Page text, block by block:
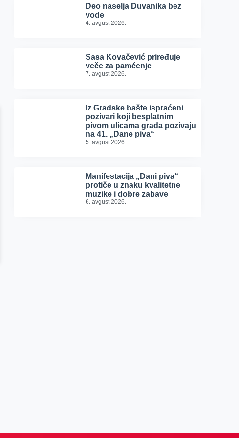
Deo naselja Duvanika bez
vode
4. avgust 2026.
Sasa Kovačević priređuje
veče za pamćenje
7. avgust 2026.
Iz Gradske bašte ispraćeni
pozivari koji besplatnim
pivom ulicama grada pozivaju
na 41. „Dane piva“
5. avgust 2026.
Manifestacija „Dani piva“
protiče u znaku kvalitetne
muzike i dobre zabave
6. avgust 2026.